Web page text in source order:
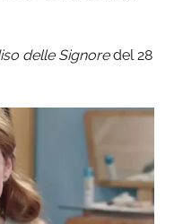
delle Signoredel 28